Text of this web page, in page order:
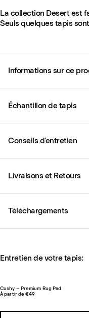
La collection Desert est
Seuls quelques tapis
Informations sur ce
Échantillon de tapis
Conseils d'entretien
Livraisons et Retours
Téléchargements
Entretien de votre tapis:
Cushy – Premium Rug Pad
À partir de €49